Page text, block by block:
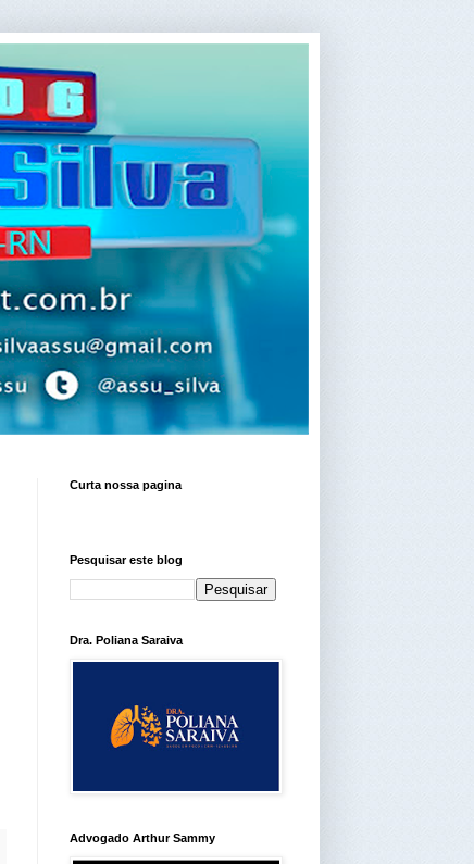
Curta nossa pagina
Pesquisar este blog
Dra. Poliana Saraiva
Advogado Arthur Sammy